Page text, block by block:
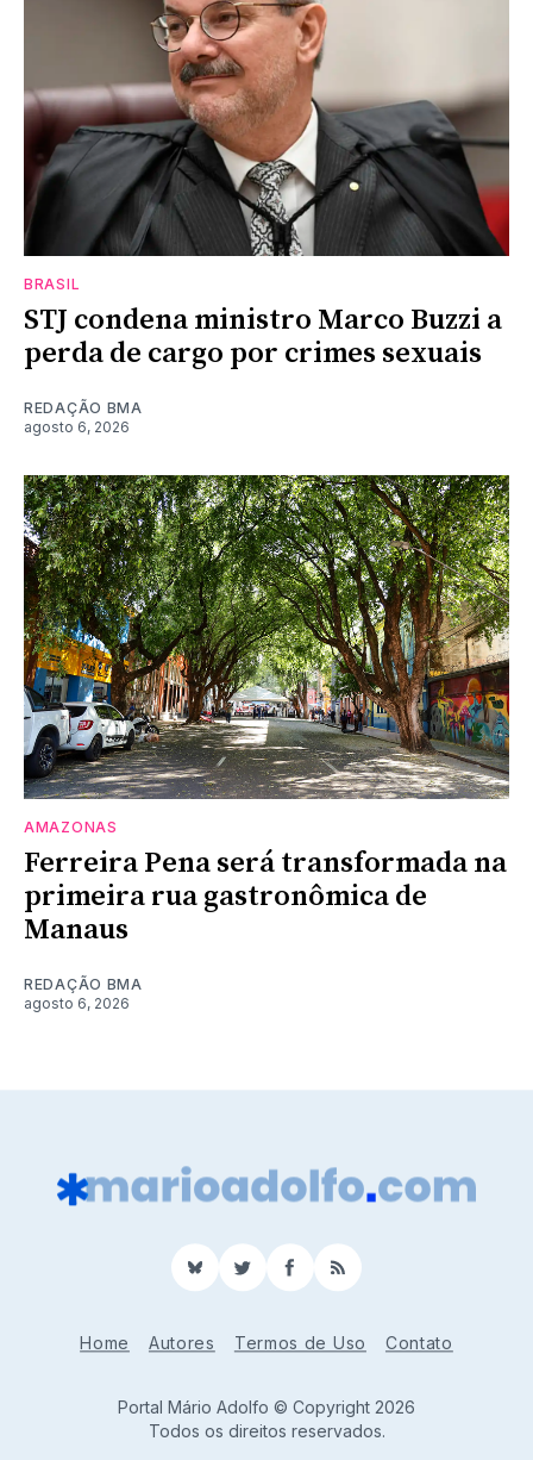
BRASIL
STJ condena ministro Marco Buzzi a
perda de cargo por crimes sexuais
REDAÇÃO BMA
agosto 6, 2026
AMAZONAS
Ferreira Pena será transformada na
primeira rua gastronômica de
Manaus
REDAÇÃO BMA
agosto 6, 2026
BlueSkyTwitterFacebook
RSS
Home Autores Termos de Uso Contato
Portal Mário Adolfo © Copyright 2026
Todos os direitos reservados.